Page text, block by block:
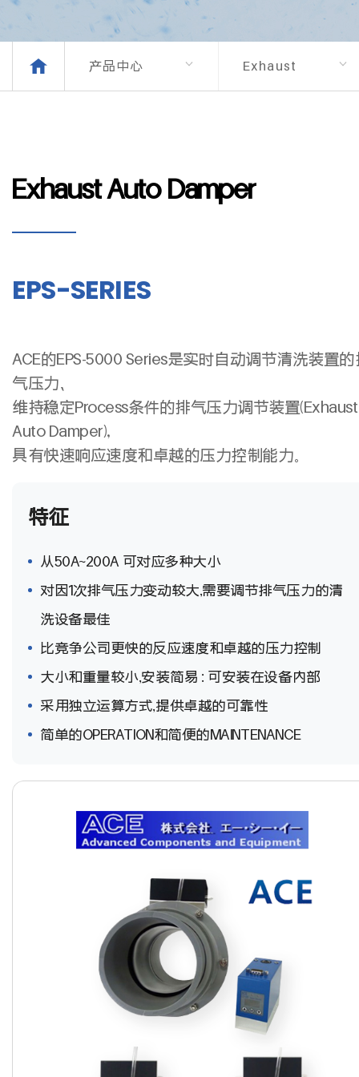
产品中心 Exhaust
Exhaust Auto Damper
EPS-SERIES
ACE的EPS-5000 Series是实时自动调节清洗装置的
气压力、
维持稳定Process条件的排气压力调节装置(Exhaust
Auto Damper),
具有快速响应速度和卓越的压力控制能力。
特征
从50A~200A 可对应多种大小
对因1次排气压力变动较大,需要调节排气压力的清
洗设备最佳
比竞争公司更快的反应速度和卓越的压力控制
大小和重量较小,安装简易 : 可安装在设备内部
采用独立运算方式,提供卓越的可靠性
简单的OPERATION和简便的MAINTENANCE